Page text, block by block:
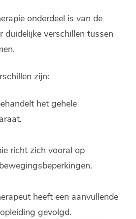
onderdeel is van de
duidelijke verschillen tussen
zijn:
het gehele
richt zich vooral op
heeft een aanvullende
gevolgd.